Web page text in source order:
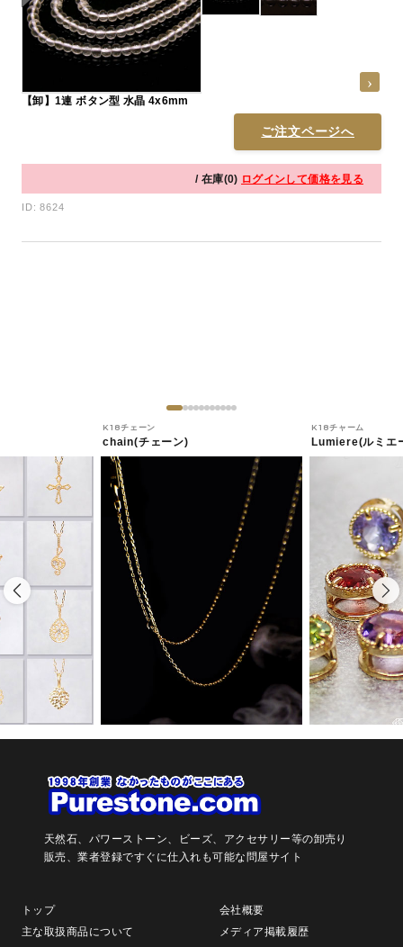
【卸】1連 ボタン型 水晶 4x6mm
ご注文ページへ
/ 在庫(0) ログインして価格を見る
ID: 8624
K18チェーン
chain(チェーン)
K18チャーム
Lumiere(ルミエ
天然石、パワーストーン、ビーズ、アクセサリー等の卸売り
販売、業者登録ですぐに仕入れも可能な問屋サイト
トップ
会社概要
主な取扱商品について
メディア掲載履歴